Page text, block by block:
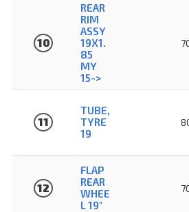
10
REAR
RIM
ASSY
19X1.
85
MY
15->
11
TUBE,
TYRE
19
12
FLAP
REAR
WHEE
L 19"